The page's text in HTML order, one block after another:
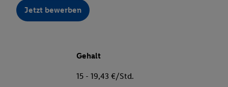
Jetzt bewerben
Gehalt
15 - 19,43 €/Std.